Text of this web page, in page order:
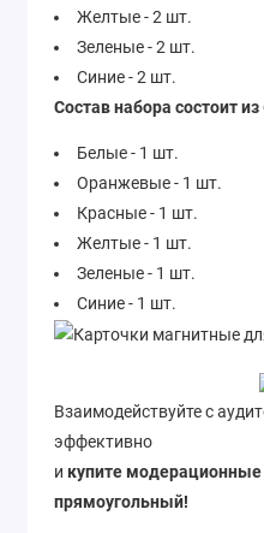
Желтые - 2 шт.
Зеленые - 2 шт.
Синие - 2 шт.
Состав набора состоит из
Белые - 1 шт.
Оранжевые - 1 шт.
Красные - 1 шт.
Желтые - 1 шт.
Зеленые - 1 шт.
Синие - 1 шт.
Взаимодействуйте с
эффективно
и купите
прямоугольный!